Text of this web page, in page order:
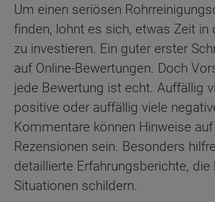
Um einen seriösen
finden, lohnt es sich, etwas Zeit in
zu investieren. Ein guter erster
auf Online-Bewertungen. Doch
jede Bewertung ist echt. Auffällig
positive oder auffällig viele
Kommentare können Hinweise
Rezensionen sein. Besonders
detaillierte Erfahrungsberichte, die
Situationen schildern.